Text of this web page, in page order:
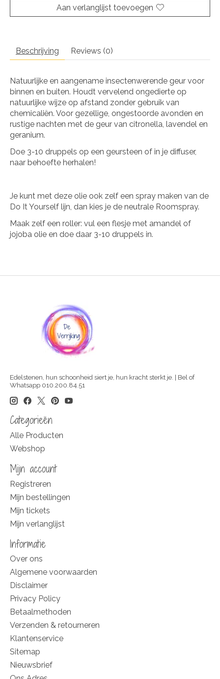
Aan verlanglijst toevoegen
Beschrijving Reviews (0)
Natuurlijke en aangename insectenwerende geur voor
binnen en buiten. Houdt vervelend ongedierte op
natuurlijke wijze op afstand zonder gebruik van
chemicaliën. Voor gezellige, ongestoorde avonden en
rustige nachten met de geur van citronella, lavendel en
geranium.
Doe 3-10 druppels op een geursteen of in je diffuser,
naar behoefte herhalen!
Je kunt met deze olie ook zelf een spray maken van de
Do It Yourself lijn, dan kies je de neutrale Roomspray.
Maak zelf een roller: vul een flesje met amandel of
jojoba olie en doe daar 3-10 druppels in.
Edelstenen, hun schoonheid siert je, hun kracht sterkt je. | Bel of
Whatsapp 010.200.84.51
Categorieën
Alle Producten
Webshop
Mijn account
Registreren
Mijn bestellingen
Mijn tickets
Mijn verlanglijst
Informatie
Over ons
Algemene voorwaarden
Disclaimer
Privacy Policy
Betaalmethoden
Verzenden & retourneren
Klantenservice
Sitemap
Nieuwsbrief